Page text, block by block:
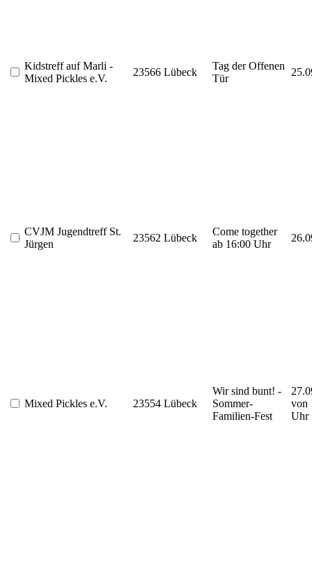
Kidstreff auf Marli -
Mixed Pickles e.V.
23566 Lübeck
Tag der Offenen
Tür
CVJM Jugendtreff St.
Jürgen
23562 Lübeck
Come together
ab 16:00 Uhr
Mixed Pickles e.V. 23554 Lübeck
Wir sind bunt! -
Sommer-
Familien-Fest
von
Uhr